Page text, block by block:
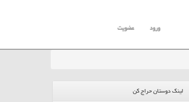
ورود عضویت
لینک دوستان حراج کن